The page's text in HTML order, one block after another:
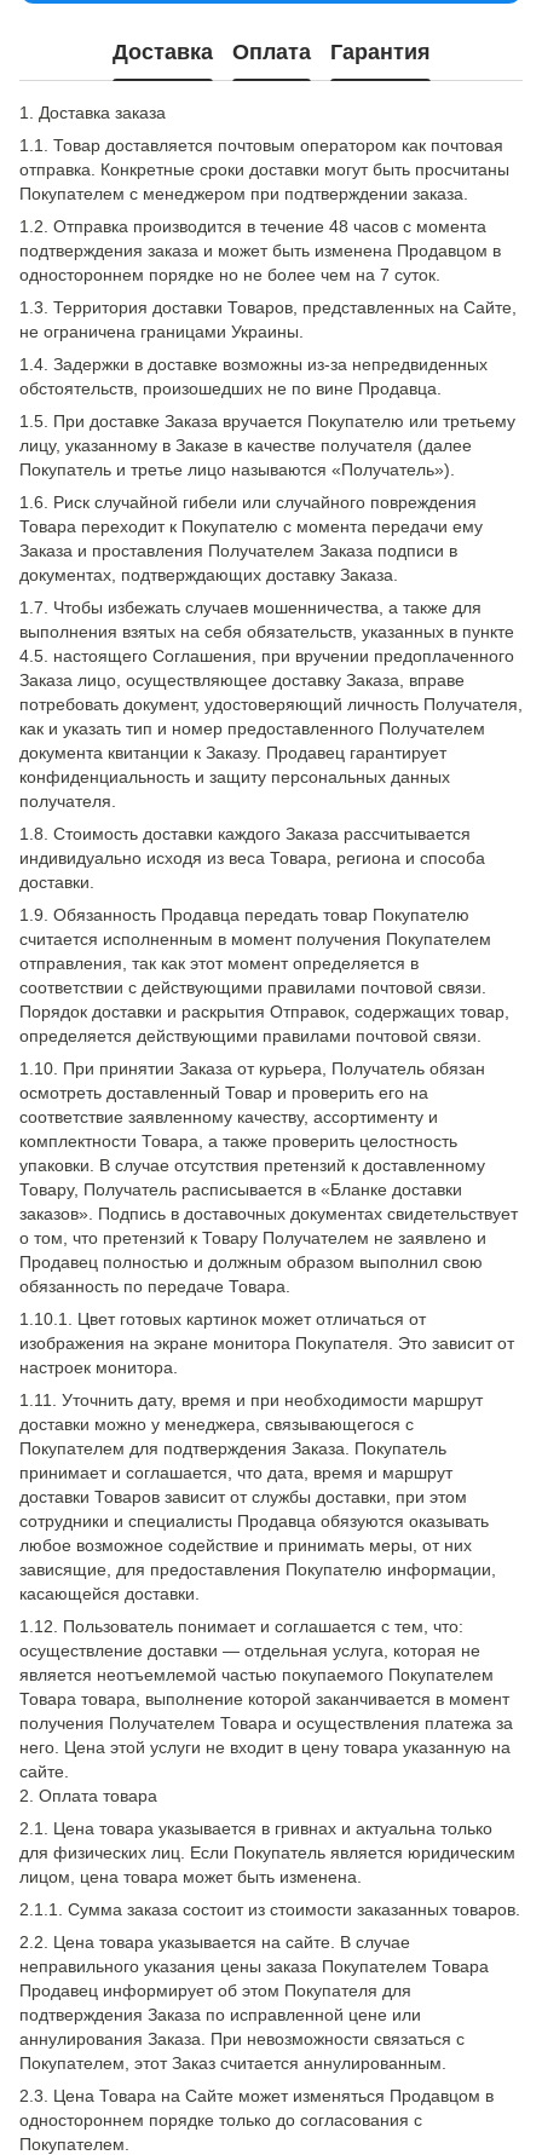
Доставка Оплата Гарантия
1. Доставка заказа
1.1. Товар доставляется почтовым оператором как почтовая
отправка. Конкретные сроки доставки могут быть просчитаны
Покупателем с менеджером при подтверждении заказа.
1.2. Отправка производится в течение 48 часов с момента
подтверждения заказа и может быть изменена Продавцом в
одностороннем порядке но не более чем на 7 суток.
1.3. Территория доставки Товаров, представленных на Сайте,
не ограничена границами Украины.
1.4. Задержки в доставке возможны из-за непредвиденных
обстоятельств, произошедших не по вине Продавца.
1.5. При доставке Заказа вручается Покупателю или третьему
лицу, указанному в Заказе в качестве получателя (далее
Покупатель и третье лицо называются «Получатель»).
1.6. Риск случайной гибели или случайного повреждения
Товара переходит к Покупателю с момента передачи ему
Заказа и проставления Получателем Заказа подписи в
документах, подтверждающих доставку Заказа.
1.7. Чтобы избежать случаев мошенничества, а также для
выполнения взятых на себя обязательств, указанных в пункте
4.5. настоящего Соглашения, при вручении предоплаченного
Заказа лицо, осуществляющее доставку Заказа, вправе
потребовать документ, удостоверяющий личность Получателя,
как и указать тип и номер предоставленного Получателем
документа квитанции к Заказу. Продавец гарантирует
конфиденциальность и защиту персональных данных
получателя.
1.8. Стоимость доставки каждого Заказа рассчитывается
индивидуально исходя из веса Товара, региона и способа
доставки.
1.9. Обязанность Продавца передать товар Покупателю
считается исполненным в момент получения Покупателем
отправления, так как этот момент определяется в
соответствии с действующими правилами почтовой связи.
Порядок доставки и раскрытия Отправок, содержащих товар,
определяется действующими правилами почтовой связи.
1.10. При принятии Заказа от курьера, Получатель обязан
осмотреть доставленный Товар и проверить его на
соответствие заявленному качеству, ассортименту и
комплектности Товара, а также проверить целостность
упаковки. В случае отсутствия претензий к доставленному
Товару, Получатель расписывается в «Бланке доставки
заказов». Подпись в доставочных документах свидетельствует
о том, что претензий к Товару Получателем не заявлено и
Продавец полностью и должным образом выполнил свою
обязанность по передаче Товара.
1.10.1. Цвет готовых картинок может отличаться от
изображения на экране монитора Покупателя. Это зависит от
настроек монитора.
1.11. Уточнить дату, время и при необходимости маршрут
доставки можно у менеджера, связывающегося с
Покупателем для подтверждения Заказа. Покупатель
принимает и соглашается, что дата, время и маршрут
доставки Товаров зависит от службы доставки, при этом
сотрудники и специалисты Продавца обязуются оказывать
любое возможное содействие и принимать меры, от них
зависящие, для предоставления Покупателю информации,
касающейся доставки.
1.12. Пользователь понимает и соглашается с тем, что:
осуществление доставки — отдельная услуга, которая не
является неотъемлемой частью покупаемого Покупателем
Товара товара, выполнение которой заканчивается в момент
получения Получателем Товара и осуществления платежа за
него. Цена этой услуги не входит в цену товара указанную на
сайте.
2. Оплата товара
2.1. Цена товара указывается в гривнах и актуальна только
для физических лиц. Если Покупатель является юридическим
лицом, цена товара может быть изменена.
2.1.1. Сумма заказа состоит из стоимости заказанных товаров.
2.2. Цена товара указывается на сайте. В случае
неправильного указания цены заказа Покупателем Товара
Продавец информирует об этом Покупателя для
подтверждения Заказа по исправленной цене или
аннулирования Заказа. При невозможности связаться с
Покупателем, этот Заказ считается аннулированным.
2.3. Цена Товара на Сайте может изменяться Продавцом в
одностороннем порядке только до согласования с
Покупателем.